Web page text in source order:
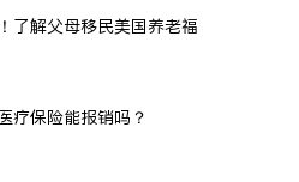
了解父母移民美国养老福
疗保险能报销吗？